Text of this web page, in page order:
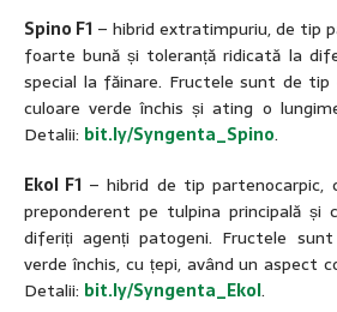
Spino F1 – hibrid extratimpuriu, de tip
foarte bună și toleranță ridicată la
special la făinare. Fructele sunt de tip
culoare verde închis și ating o
Detalii: bit.ly/Syngenta_Spino.
Ekol F1 – hibrid de tip partenocarpic,
preponderent pe tulpina principală și
diferiți agenți patogeni. Fructele
verde închis, cu țepi, având un aspect
Detalii: bit.ly/Syngenta_Ekol.